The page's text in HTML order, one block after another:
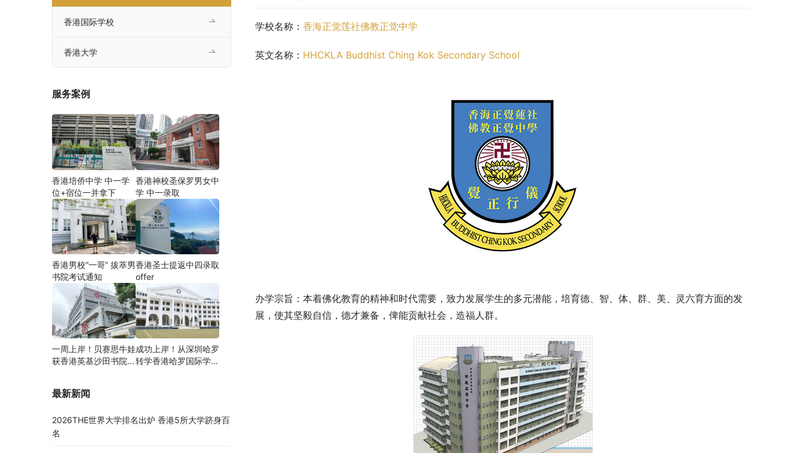
学校名称： 香海正觉莲社佛教正觉中学
英文名称： HHCKLA Buddhist Ching Kok Secondary School
办学宗旨：本着佛化教育的精神和时代需要，致力发展学生的多元潜能，培育德、智、体、群、美、灵六育方面的发
展，使其坚毅自信，德才兼备，俾能贡献社会，造福人群。
香港国际学校
香港大学
服务案例
香港培侨中学 中一学
位+宿位一并拿下
香港神校圣保罗男女中
学 中一录取
香港男校“一哥” 拔萃男
书院考试通知
香港圣士提返中四录取
offer
一周上岸！贝赛思牛娃
获香港英基沙田书院录
成功上岸！从深圳哈罗
转学香港哈罗国际学
最新新闻
2026THE世界大学排名出炉 香港5所大学跻身百
名